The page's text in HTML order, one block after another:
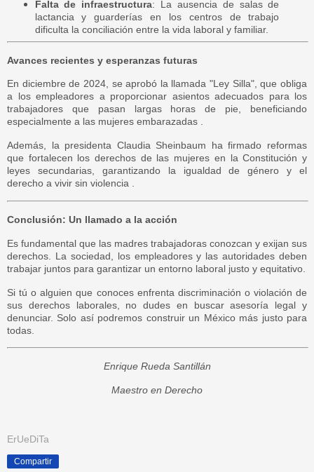
Falta de infraestructura: La ausencia de salas de
lactancia y guarderías en los centros de trabajo
dificulta la conciliación entre la vida laboral y familiar.
Avances recientes y esperanzas futuras
En diciembre de 2024, se aprobó la llamada "Ley Silla", que obliga
a los empleadores a proporcionar asientos adecuados para los
trabajadores que pasan largas horas de pie, beneficiando
especialmente a las mujeres embarazadas .
Además, la presidenta Claudia Sheinbaum ha firmado reformas
que fortalecen los derechos de las mujeres en la Constitución y
leyes secundarias, garantizando la igualdad de género y el
derecho a vivir sin violencia .
Conclusión: Un llamado a la acción
Es fundamental que las madres trabajadoras conozcan y exijan sus
derechos. La sociedad, los empleadores y las autoridades deben
trabajar juntos para garantizar un entorno laboral justo y equitativo.
Si tú o alguien que conoces enfrenta discriminación o violación de
sus derechos laborales, no dudes en buscar asesoría legal y
denunciar. Solo así podremos construir un México más justo para
todas.
Enrique Rueda Santillán
Maestro en Derecho
ErUeDiTa
Compartir